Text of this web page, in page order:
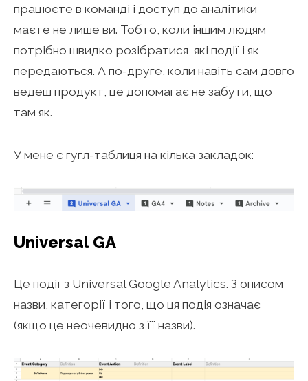
працюєте в команді і доступ до аналітики
маєте не лише ви. Тобто, коли іншим людям
потрібно швидко розібратися, які події і як
передаються. А по-друге, коли навіть сам довго
ведеш продукт, це допомагає не забути, що
там як.
У мене є гугл-таблиця на кілька закладок:
Universal GA
Це події з Universal Google Analytics. З описом
назви, категорії і того, що ця подія означає
(якщо це неочевидно з її назви).